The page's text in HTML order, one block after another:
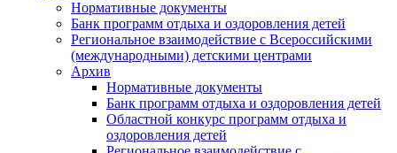
Нормативные документы
Банк программ отдыха и оздоровления детей
Региональное взаимодействие с Всероссийскими
(международными) детскими центрами
Архив
Нормативные документы
Банк программ отдыха и оздоровления детей
Областной конкурс программ отдыха и
оздоровления детей